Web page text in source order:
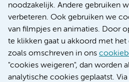
noodzakelijk. Andere gebruiken
verbeteren. Ook gebruiken we
van filmpjes en animaties. Door
te klikken gaat u akkoord met
zoals omschreven in ons
"cookies weigeren", dan worden
analytische cookies geplaatst.
Research
Educatie locatie AMC
Educatie locatie VUmc
Verwijzen & diagnostiek